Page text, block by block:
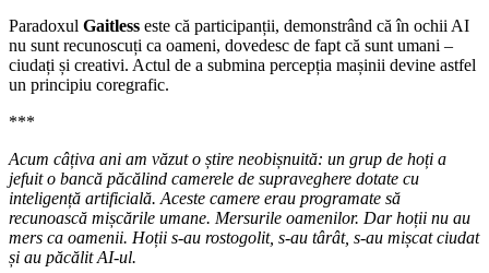
Paradoxul Gaitless este că participanții, demonstrând că în ochii AI
nu sunt recunoscuți ca oameni, dovedesc de fapt că sunt umani –
ciudați și creativi. Actul de a submina percepția mașinii devine astfel
un principiu coregrafic.
***
Acum câțiva ani am văzut o știre neobișnuită: un grup de hoți a
jefuit o bancă păcălind camerele de supraveghere dotate cu
inteligență artificială. Aceste camere erau programate să
recunoască mișcările umane. Mersurile oamenilor. Dar hoții nu au
mers ca oamenii. Hoții s-au rostogolit, s-au târât, s-au mișcat ciudat
și au păcălit AI-ul.